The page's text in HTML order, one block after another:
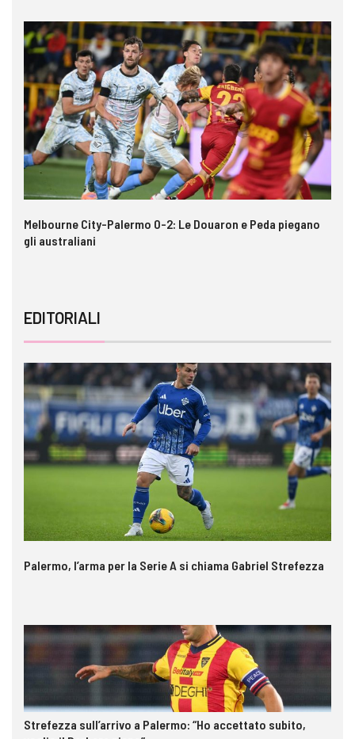
Melbourne City-Palermo 0-2: Le Douaron e Peda piegano
gli australiani
EDITORIALI
Palermo, l’arma per la Serie A si chiama Gabriel Strefezza
Strefezza sull’arrivo a Palermo: “Ho accettato subito,